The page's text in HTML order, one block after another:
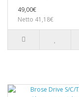
49,00€
Netto 41,18€